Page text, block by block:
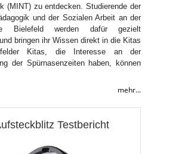
(MINT) zu entdecken. Studierende der
und der Sozialen Arbeit an der
Bielefeld werden dafür gezielt
bringen ihr Wissen direkt in die Kitas
Kitas, die Interesse an der
der Spürnasenzeiten haben, können
mehr...
Testbericht